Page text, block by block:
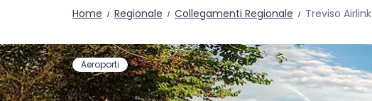
Home Regionale Collegamenti Regionale Treviso Airlink
Aeroporti